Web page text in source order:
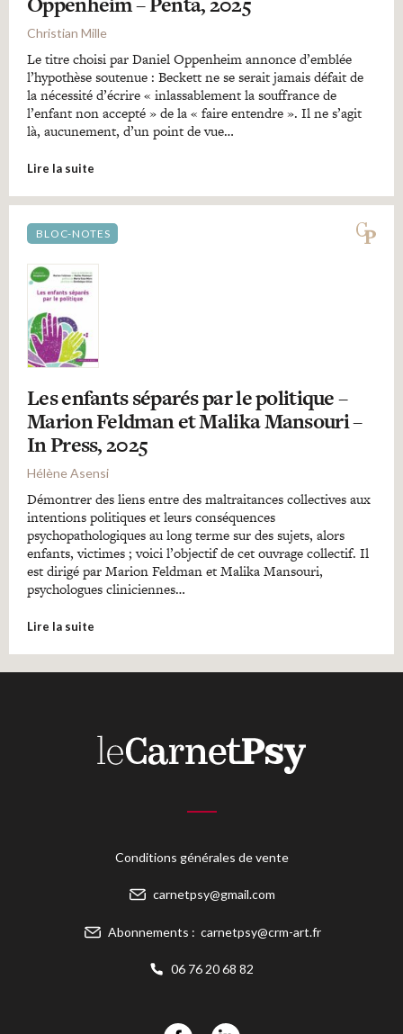
Christian Mille
Le titre choisi par Daniel Oppenheim annonce d’emblée
l’hypothèse soutenue : Beckett ne se serait jamais défait de
la nécessité d’écrire « inlassablement la souffrance de
l’enfant non accepté » de la « faire entendre ». Il ne s’agit
là, aucunement, d’un point de vue…
Lire la suite
BLOC-NOTES
Les enfants séparés par le politique –
Marion Feldman et Malika Mansouri –
In Press, 2025
Hélène Asensi
Démontrer des liens entre des maltraitances collectives aux
intentions politiques et leurs conséquences
psychopathologiques au long terme sur des sujets, alors
enfants, victimes ; voici l’objectif de cet ouvrage collectif. Il
est dirigé par Marion Feldman et Malika Mansouri,
psychologues cliniciennes…
Lire la suite
Conditions générales de vente
carnetpsy@gmail.com
Abonnements : carnetpsy@crm-art.fr
06 76 20 68 82